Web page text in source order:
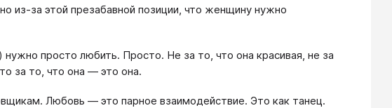
из-за этой презабавной позиции, что женщину нужно
просто любить. Просто. Не за то, что она красивая, не за
за то, что она — это она.
Любовь — это парное взаимодействие. Это как танец.